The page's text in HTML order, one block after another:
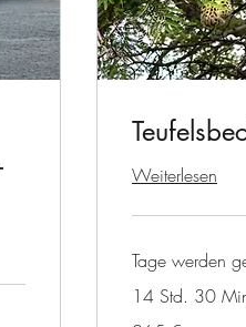
Weiterlesen
Tage werden
14 Std. 30